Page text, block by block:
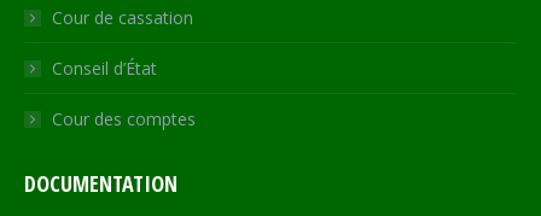
Cour de cassation
Conseil d’État
Cour des comptes
DOCUMENTATION